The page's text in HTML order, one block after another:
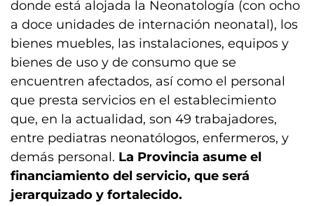
donde está alojada la Neonatología (con ocho
a doce unidades de internación neonatal), los
bienes muebles, las instalaciones, equipos y
bienes de uso y de consumo que se
encuentren afectados, así como el personal
que presta servicios en el establecimiento
que, en la actualidad, son 49 trabajadores,
entre pediatras neonatólogos, enfermeros, y
demás personal. La Provincia asume el
financiamiento del servicio, que será
jerarquizado y fortalecido.